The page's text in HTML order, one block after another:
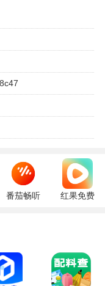
番茄畅听
红果免费